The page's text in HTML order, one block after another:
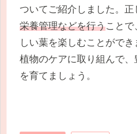
ついてご紹介しました。正
栄養管理などを行うことで
しい葉を楽しむことがで
植物のケアに取り組んで
を育てましょう。